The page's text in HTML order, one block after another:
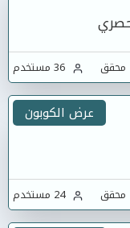
محقق
عرض الكوبون
محقق 24 مستخدم